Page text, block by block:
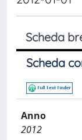
Scheda
Scheda
Anno
2012